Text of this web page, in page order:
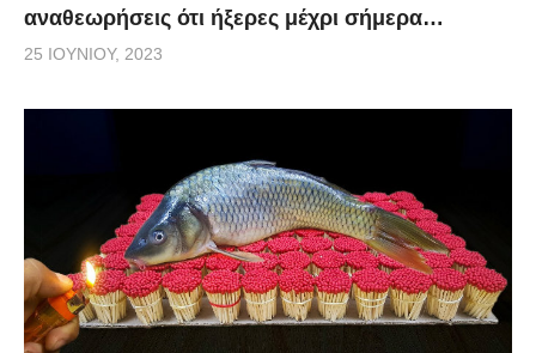
αναθεωρήσεις ότι ήξερες μέχρι σήμερα…
25 ΙΟΥΝΊΟΥ, 2023